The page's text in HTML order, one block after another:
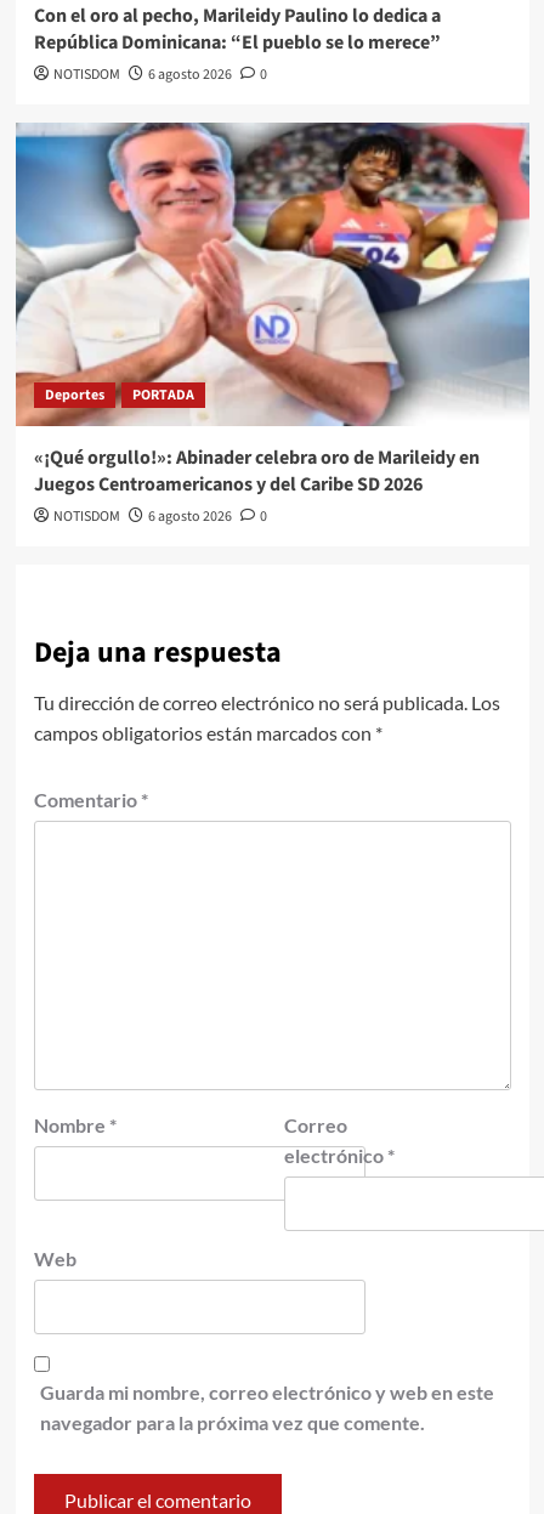
Con el oro al pecho, Marileidy Paulino lo dedica a
República Dominicana: “El pueblo se lo merece”
NOTISDOM 6 agosto 2026 0
Deportes PORTADA
«¡Qué orgullo!»: Abinader celebra oro de Marileidy en
Juegos Centroamericanos y del Caribe SD 2026
NOTISDOM 6 agosto 2026 0
Deja una respuesta
Tu dirección de correo electrónico no será publicada. Los
campos obligatorios están marcados con *
Comentario *
Nombre *
Correo
electrónico *
Web
Guarda mi nombre, correo electrónico y web en este
navegador para la próxima vez que comente.